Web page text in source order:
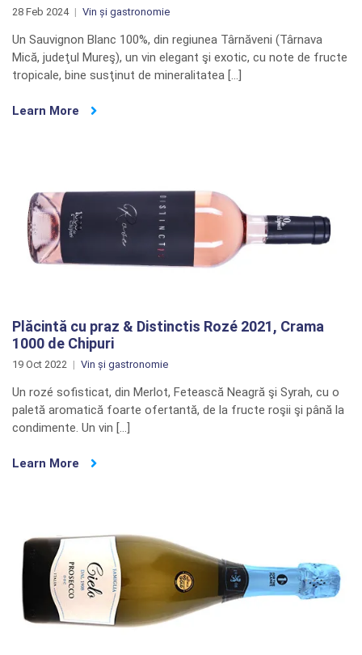
28 Feb 2024 Vin și gastronomie
Un Sauvignon Blanc 100%, din regiunea Târnăveni (Târnava
Mică, judeţul Mureş), un vin elegant şi exotic, cu note de fructe
tropicale, bine susţinut de mineralitatea […]
Learn More
Plăcintă cu praz & Distinctis Rozé 2021, Crama
1000 de Chipuri
19 Oct 2022 Vin și gastronomie
Un rozé sofisticat, din Merlot, Fetească Neagră şi Syrah, cu o
paletă aromatică foarte ofertantă, de la fructe roşii şi până la
condimente. Un vin […]
Learn More